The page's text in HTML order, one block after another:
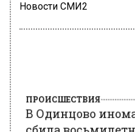
Новости СМИ2
сбила
дворе